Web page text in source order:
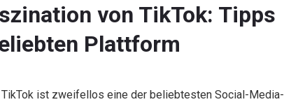
von TikTok: Tipps
Plattform
ist zweifellos eine der beliebtesten Social-Media-